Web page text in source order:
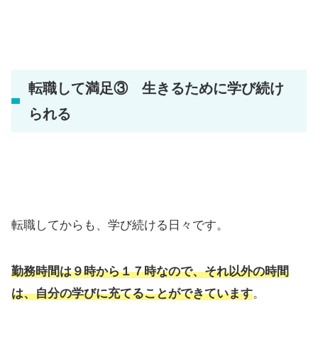
転職して満足③ 生きるために学び続け
られる
転職してからも、学び続ける日々です。
勤務時間は９時から１７時なので、それ以外の時間
は、自分の学びに充てることができています。